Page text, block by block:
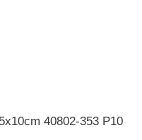
40802-353 P10